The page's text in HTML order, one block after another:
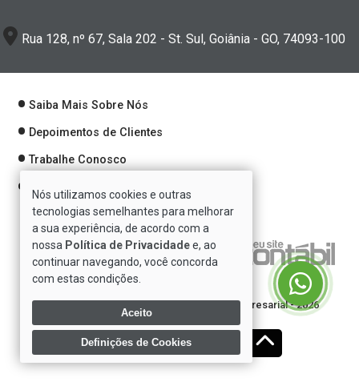
Rua 128, nº 67, Sala 202 - St. Sul, Goiânia - GO, 74093-100
Saiba Mais Sobre Nós
Depoimentos de Clientes
Trabalhe Conosco
Política de Privacidade
Verificada por
Direitos reservados à Se7e Consultoria Empresarial - 2026
Nós utilizamos cookies e outras
tecnologias semelhantes para melhorar
a sua experiência, de acordo com a
nossa Política de Privacidadee, ao
continuar navegando, você concorda
com estas condições.
Aceito
Definições de Cookies